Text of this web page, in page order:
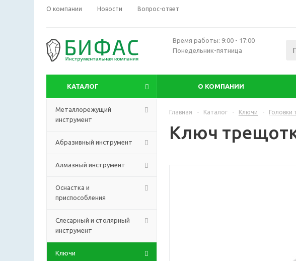
О компании Новости Вопрос-ответ
Время работы: 9:00 - 17:00
Понедельник-пятница
КАТАЛОГ О КОМПАНИИ
Металлорежущий
инструмент
Абразивный инструмент
Алмазный инструмент
Оснастка и
приспособления
Слесарный и столярный
инструмент
Ключи
Главная - Каталог - Ключи - Головки
Ключ